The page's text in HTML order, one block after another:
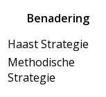
Benadering
Haast Strategie
Methodische
Strategie